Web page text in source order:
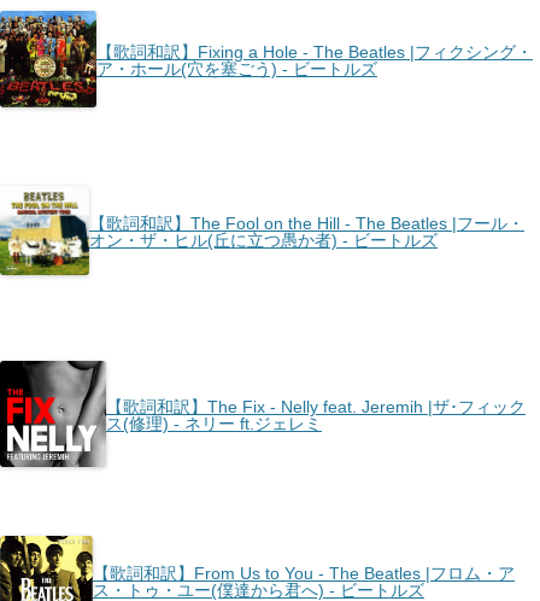
【歌詞和訳】Fixing a Hole - The Beatles |フィクシング・
ア・ホール(穴を塞ごう) - ビートルズ
【歌詞和訳】The Fool on the Hill - The Beatles |フール・
オン・ザ・ヒル(丘に立つ愚か者) - ビートルズ
【歌詞和訳】The Fix - Nelly feat. Jeremih |ザ･フィック
ス(修理) - ネリー ft.ジェレミ
【歌詞和訳】From Us to You - The Beatles |フロム・ア
ス・トゥ・ユー(僕達から君へ) - ビートルズ